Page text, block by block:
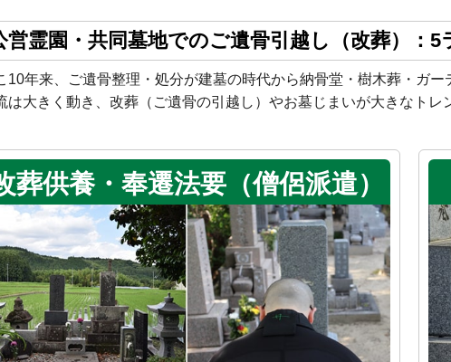
営霊園・共同墓地でのご遺骨引越し（改葬）：
10年来、ご遺骨整理・処分が建墓の時代から納骨堂・樹木葬・ガ
は大きく動き、改葬（ご遺骨の引越し）やお墓じまいが大きなトレ
葬供養・奉遷法要（僧侶派遣）